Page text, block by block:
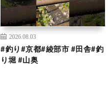
2026.08.03
#釣り#京都#綾部市 #田舎#釣
り堀 #山奥